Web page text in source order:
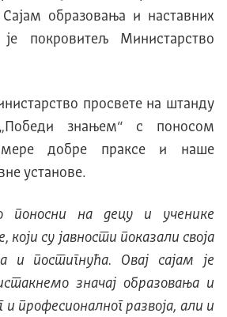
образовања и наставних
је покровитељ Министарство
просвете на штанду
знањем“ с поносом
добре праксе и наше
установе.
поносни на децу и ученике
који су јавности показали своја
и постигнућа. Овај сајам је
значај образовања и
и професионалног развоја, али и